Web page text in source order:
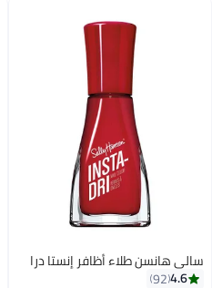
سالي هانسن طلاء أظافر إنستا درا
4.6
92